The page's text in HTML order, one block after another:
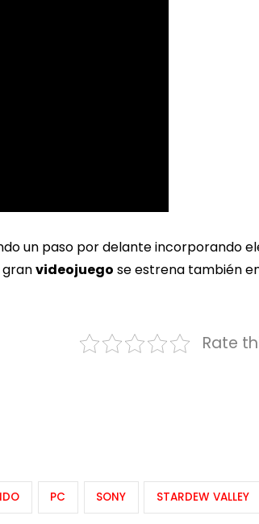
un paso por delante incorporando
granvideojuego se estrena también
Rate
PC SONY STARDEW VALLEY